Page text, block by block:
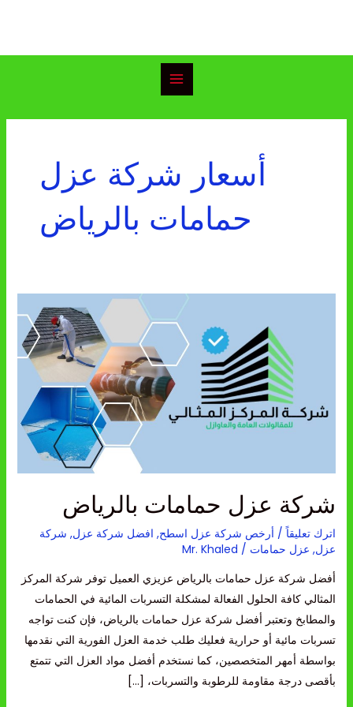
أسعار شركة عزل
حمامات بالرياض
شركة عزل حمامات بالرياض
اترك تعليقاً / أرخص شركة عزل اسطح, افضل شركة عزل, شركة
عزل, عزل حمامات /
Mr. Khaled
أفضل شركة عزل حمامات بالرياض عزيزي العميل توفر شركة المركز
المثالي كافة الحلول الفعالة لمشكلة التسربات المائية في الحمامات
والمطابخ وتعتبر أفضل شركة عزل حمامات بالرياض، فإن كنت تواجه
تسربات مائية أو حرارية فعليك طلب خدمة العزل الفورية التي نقدمها
بواسطة أمهر المتخصصين، كما نستخدم أفضل مواد العزل التي تتمتع
بأقصى درجة مقاومة للرطوبة والتسربات، […]